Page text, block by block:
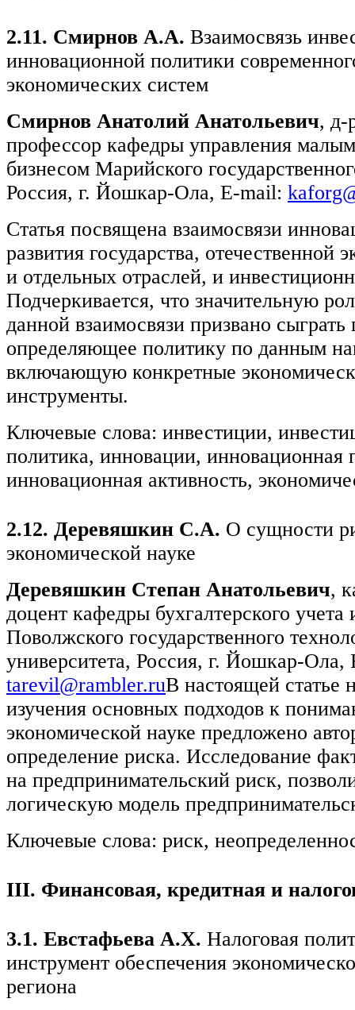
2.11. Смирнов А.А. Взаимосвязь
инновационной политики
экономических систем
Смирнов Анатолий Анатольевич, д-
профессор кафедры управления
бизнесом Марийского
Россия, г. Йошкар-Ола, E-mail:
Статья посвящена взаимосвязи
развития государства, отечественной
и отдельных отраслей, и
Подчеркивается, что значительную
данной взаимосвязи призвано сыграть
определяющее политику по данным
включающую конкретные
инструменты.
Ключевые слова: инвестиции,
политика, инновации, инновационная
инновационная активность,
2.12. Деревяшкин С.А. О сущности
экономической науке
Деревяшкин Степан Анатольевич,
доцент кафедры бухгалтерского учета
Поволжского государственного
университета, Россия, г. Йошкар-Ола,
tarevil@rambler.ruВ настоящей статье
изучения основных подходов к
экономической науке предложено
определение риска. Исследование
на предпринимательский риск,
логическую модель
Ключевые слова: риск,
III. Финансовая, кредитная и
3.1. Евстафьева А.Х. Налоговая
инструмент обеспечения
региона